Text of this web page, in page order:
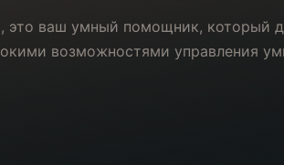
ваш умный помощник, который
возможностями управления